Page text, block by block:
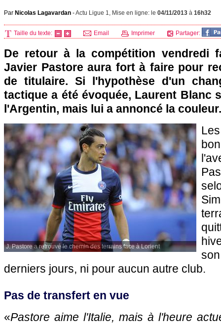
Par Nicolas Lagavardan -Actu Ligue 1, Mise en ligne: le 04/11/2013 à 16h32
Taille du texte: Email Imprimer Partager:
De retour à la compétition vendredi
Javier Pastore aura fort à faire pour
de titulaire. Si l'hypothèse d'un
tactique a été évoquée, Laurent Blanc
l'Argentin, mais lui a annoncé la
J. Pastore a retrouvé le chemin des terrains face à Lorient
derniers jours, ni pour aucun autre club.
Pas de transfert en vue
«Pastore aime l'Italie, mais à l'heure